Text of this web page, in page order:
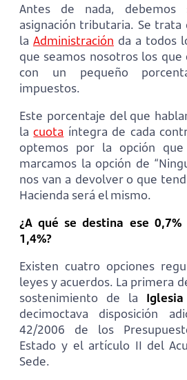
Antes de nada,
asignación tributaria. Se
la Administración da a todos
que seamos nosotros los
con un pequeño
impuestos.
Este porcentaje del que
lacuota íntegra de cada
optemos por la opción
marcamos la opción de
nos van a devolver o que
Hacienda será el mismo.
¿A qué se destina ese
1,4%?
Existen cuatro opciones
leyes y acuerdos. La primera
sostenimiento de la
decimoctava disposición
42/2006 de los
Estado y el artículo II del
Sede.